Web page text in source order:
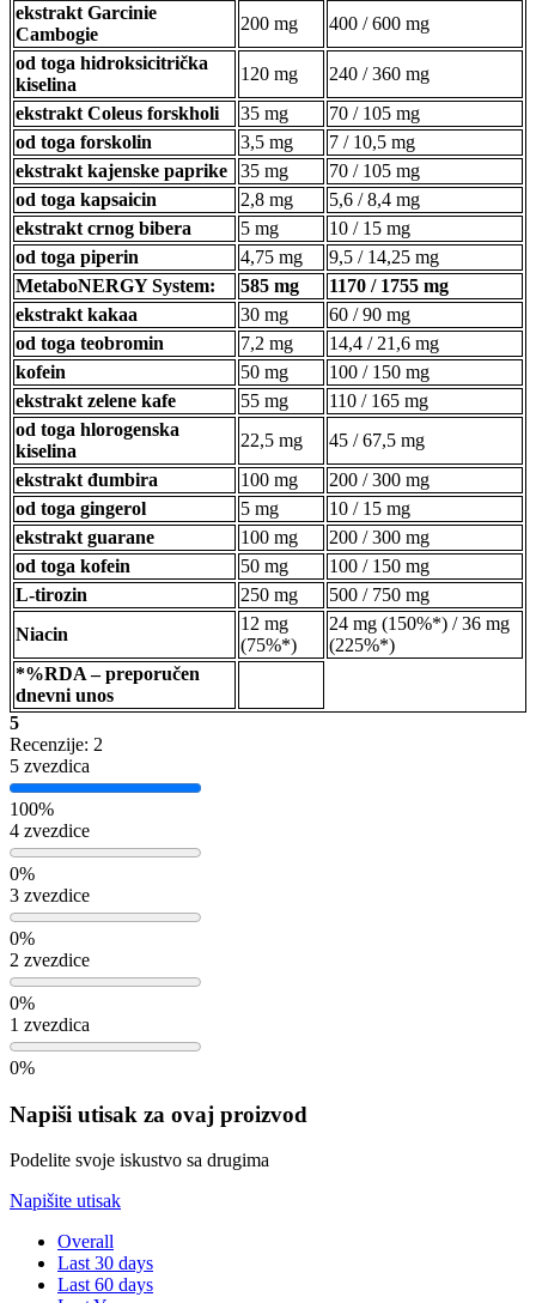
ekstrakt Garcinie
Cambogie
200 mg
400 / 600 mg
od toga hidroksicitrička
kiselina
120 mg
240 / 360 mg
ekstrakt Coleus forskholi
35 mg
70 / 105 mg
od toga forskolin
3,5 mg
7 / 10,5 mg
ekstrakt kajenske paprike
35 mg
70 / 105 mg
od toga kapsaicin
2,8 mg
5,6 / 8,4 mg
ekstrakt crnog bibera
5 mg
10 / 15 mg
od toga piperin
4,75 mg
9,5 / 14,25 mg
MetaboNERGY System:
585 mg
1170 / 1755 mg
ekstrakt kakaa
30 mg
60 / 90 mg
od toga teobromin
7,2 mg
14,4 / 21,6 mg
kofein
50 mg
100 / 150 mg
ekstrakt zelene kafe
55 mg
110 / 165 mg
od toga hlorogenska
kiselina
22,5 mg
45 / 67,5 mg
ekstrakt đumbira
100 mg
200 / 300 mg
od toga gingerol
5 mg
10 / 15 mg
ekstrakt guarane
100 mg
200 / 300 mg
od toga kofein
50 mg
100 / 150 mg
L-tirozin
250 mg
500 / 750 mg
Niacin
12 mg
(75%*)
24 mg (150%*) / 36 mg
(225%*)
*%RDA – preporučen
dnevni unos
5
Recenzije: 2
5 zvezdica
100%
4 zvezdice
0%
3 zvezdice
0%
2 zvezdice
0%
1 zvezdica
0%
Napiši utisak za ovaj proizvod
Podelite svoje iskustvo sa drugima
Napišite utisak
Overall
Last 30 days
Last 60 days